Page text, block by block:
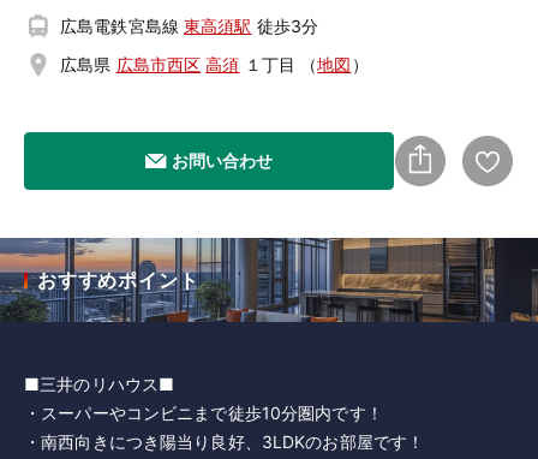
広島電鉄宮島線 東高須駅 徒歩3分
広島県 広島市西区 高須 １丁目 （地図 ）
お問い合わせ
おすすめポイント
■三井のリハウス■
・スーパーやコンビニまで徒歩10分圏内です！
・南西向きにつき陽当り良好、3LDKのお部屋です！